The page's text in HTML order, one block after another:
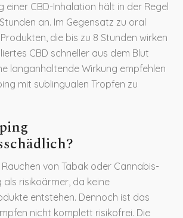
einer CBD-Inhalation hält in der Regel
an. Im Gegensatz zu oral
die bis zu 8 Stunden wirken
CBD schneller aus dem Blut
langanhaltende Wirkung empfehlen
mit sublingualen Tropfen zu
von Tabak oder Cannabis-
als risikoärmer, da keine
entstehen. Dennoch ist das
nicht komplett risikofrei. Die